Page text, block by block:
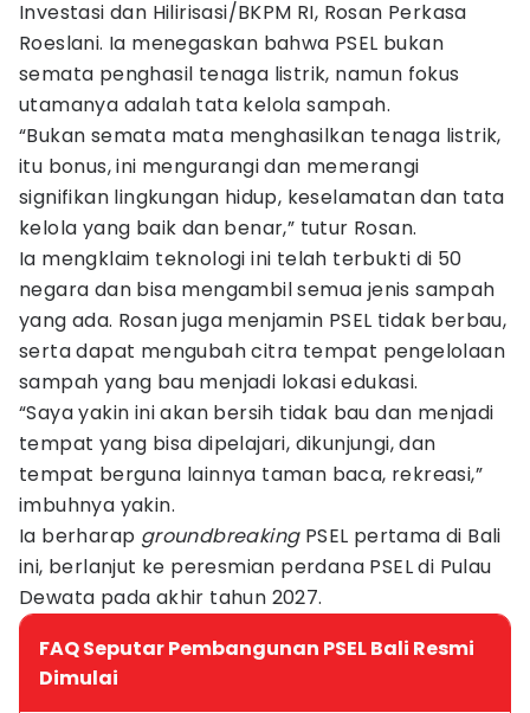
Investasi dan Hilirisasi/BKPM RI, Rosan Perkasa
Roeslani. Ia menegaskan bahwa PSEL bukan
semata penghasil tenaga listrik, namun fokus
utamanya adalah tata kelola sampah.
“Bukan semata mata menghasilkan tenaga listrik,
itu bonus, ini mengurangi dan memerangi
signifikan lingkungan hidup, keselamatan dan tata
kelola yang baik dan benar,” tutur Rosan.
Ia mengklaim teknologi ini telah terbukti di 50
negara dan bisa mengambil semua jenis sampah
yang ada. Rosan juga menjamin PSEL tidak berbau,
serta dapat mengubah citra tempat pengelolaan
sampah yang bau menjadi lokasi edukasi.
“Saya yakin ini akan bersih tidak bau dan menjadi
tempat yang bisa dipelajari, dikunjungi, dan
tempat berguna lainnya taman baca, rekreasi,”
imbuhnya yakin.
Ia berharap groundbreakingPSEL pertama di Bali
ini, berlanjut ke peresmian perdana PSEL di Pulau
Dewata pada akhir tahun 2027.
FAQ Seputar Pembangunan PSEL Bali Resmi
Dimulai